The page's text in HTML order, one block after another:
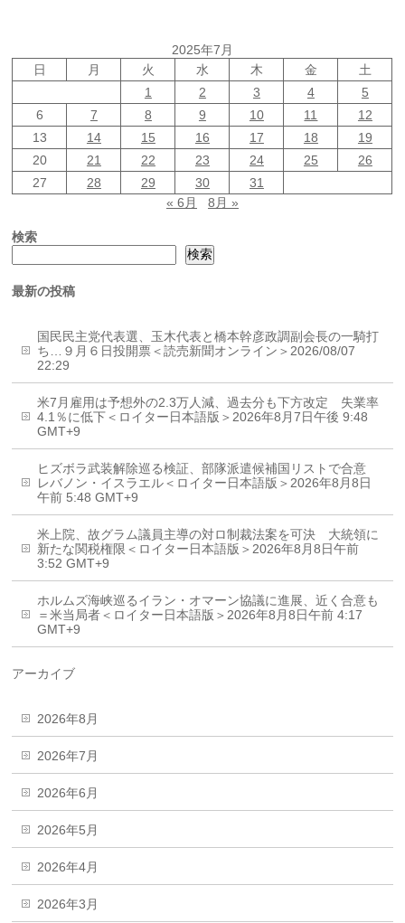
2025年7月
日
月 火 水 木 金
土
1
2 3 4
5
6
7 8 9 10 11
12
13
14 15 16 17 18
19
20
21 22 23 24 25
26
27
28 29 30
31
« 6月
8月 »
検索
検索
最新の投稿
国民民主党代表選、玉木代表と橋本幹彦政調副会長の一騎打
ち…９月６日投開票＜読売新聞オンライン＞2026/08/07
22:29
米7月雇用は予想外の2.3万人減、過去分も下方改定 失業率
4.1％に低下＜ロイター日本語版＞2026年8月7日午後 9:48
GMT+9
ヒズボラ武装解除巡る検証、部隊派遣候補国リストで合意
レバノン・イスラエル＜ロイター日本語版＞2026年8月8日
午前 5:48 GMT+9
米上院、故グラム議員主導の対ロ制裁法案を可決 大統領に
新たな関税権限＜ロイター日本語版＞2026年8月8日午前
3:52 GMT+9
ホルムズ海峡巡るイラン・オマーン協議に進展、近く合意も
＝米当局者＜ロイター日本語版＞2026年8月8日午前 4:17
GMT+9
アーカイブ
2026年8月
2026年7月
2026年6月
2026年5月
2026年4月
2026年3月